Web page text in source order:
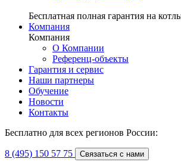
Бесплатная полная гарантия на
Компания
Компания
О Компании
Референц-объекты
Гарантия и сервис
Наши партнеры
Обучение
Новости
Контакты
Бесплатно для всех регионов России:
8 (495) 150 57 75 Связаться с нами